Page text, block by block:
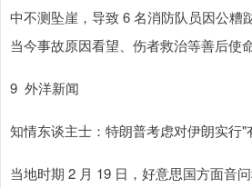
中不测坠崖，导致 6 名消防队员因公糟
当今事故原因看望、伤者救治等善后使
9 外洋新闻
知情东谈主士：特朗普考虑对伊朗实行
当地时期 2 月 19 日，好意思国方面音